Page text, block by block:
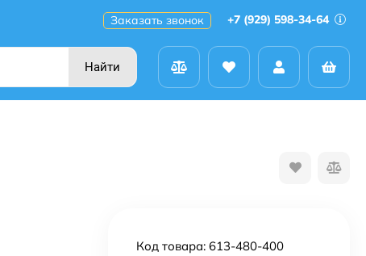
Заказать звонок +7 (929) 598-34-64
Найти
Код товара: 613-480-400